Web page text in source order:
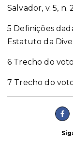
Salvador, v. 5, n.
5 Definições
Estatuto da
6 Trecho do
7 Trecho do